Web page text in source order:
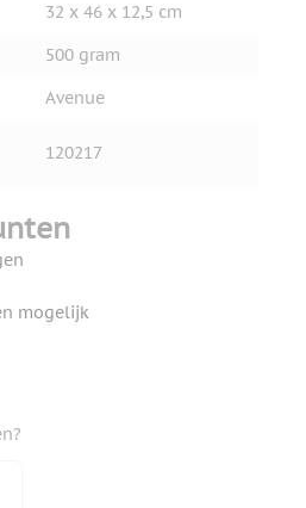
32 x 46 x 12,5 cm
500 gram
Avenue
120217
mogelijk